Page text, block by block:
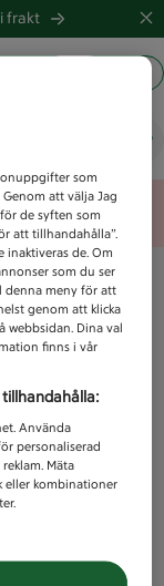
frakt
som
att välja Jag
de syften som
att tillhandahålla”.
inaktiveras de. Om
som du ser
denna meny för att
genom att klicka
webbsidan. Dina val
finns i vår
Använda
personaliserad
Mäta
eller kombinationer